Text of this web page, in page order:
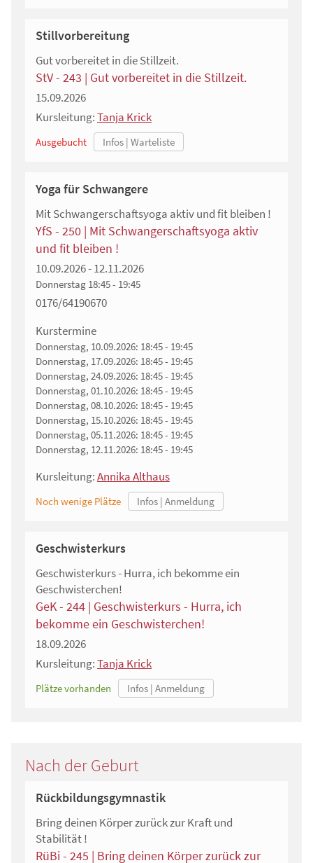
Stillvorbereitung
Gut vorbereitet in die Stillzeit.
StV - 243 | Gut vorbereitet in die Stillzeit.
15.09.2026
Kursleitung:Tanja Krick
Ausgebucht
Yoga für Schwangere
Mit Schwangerschaftsyoga aktiv und fit bleiben !
YfS - 250 | Mit Schwangerschaftsyoga aktiv
und fit bleiben !
10.09.2026 - 12.11.2026
Donnerstag 18:45 - 19:45
0176/64190670
Kurstermine
Donnerstag, 10.09.2026: 18:45 - 19:45
Donnerstag, 17.09.2026: 18:45 - 19:45
Donnerstag, 24.09.2026: 18:45 - 19:45
Donnerstag, 01.10.2026: 18:45 - 19:45
Donnerstag, 08.10.2026: 18:45 - 19:45
Donnerstag, 15.10.2026: 18:45 - 19:45
Donnerstag, 05.11.2026: 18:45 - 19:45
Donnerstag, 12.11.2026: 18:45 - 19:45
Kursleitung:Annika Althaus
Noch wenige Plätze
Geschwisterkurs
Geschwisterkurs - Hurra, ich bekomme ein
Geschwisterchen!
GeK - 244 | Geschwisterkurs - Hurra, ich
bekomme ein Geschwisterchen!
18.09.2026
Kursleitung:Tanja Krick
Plätze vorhanden
Nach der Geburt
Rückbildungsgymnastik
Bring deinen Körper zurück zur Kraft und
Stabilität !
RüBi - 245 | Bring deinen Körper zurück zur